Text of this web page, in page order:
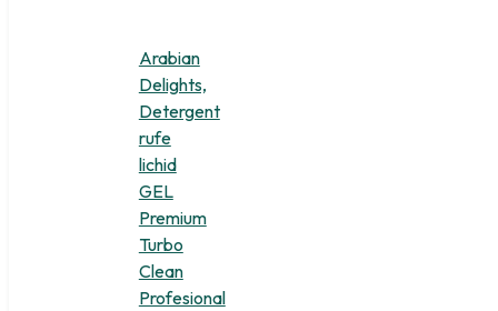
Arabian
Delights,
Detergent
rufe
lichid
GEL
Premium
Turbo
Clean
Profesional